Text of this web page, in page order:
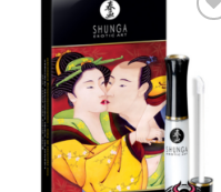
lista de
deseos